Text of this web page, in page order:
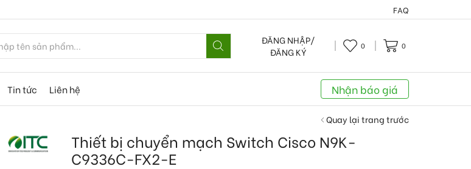
FAQ
ĐĂNG NHẬP/
ĐĂNG KÝ
0 0
Tin tức Liên hệ Nhận báo giá
Quay lại trang trước
Thiết bị chuyển mạch Switch Cisco N9K-
C9336C-FX2-E